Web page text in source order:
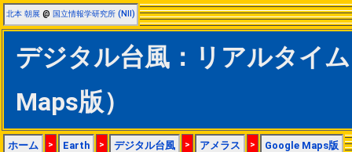
北本 朝展 @ 国立情報学研究所 (NII)
デジタル台風：リアルタイ
Maps版）
ホーム > Earth > デジタル台風 > アメラス > Google Maps版